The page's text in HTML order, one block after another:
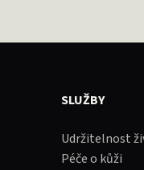
SLUŽBY
Udržitelnost
Péče o kůži